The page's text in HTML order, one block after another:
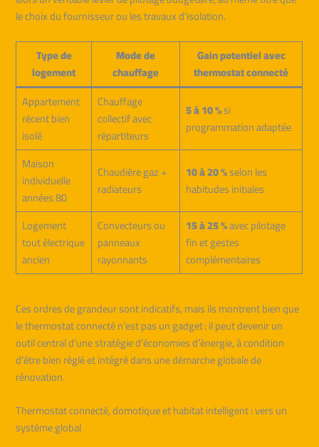
le choix du fournisseur ou les travaux d’isolation.
Type de
logement
Mode de
chauffage
Gain potentiel avec
thermostat connecté
Appartement
récent bien
isolé
Chauffage
collectif avec
répartiteurs
5 à 10 %si
programmation adaptée
Maison
individuelle
années 80
Chaudière gaz +
radiateurs
10 à 20 %selon les
habitudes initiales
Logement
tout électrique
ancien
Convecteurs ou
panneaux
rayonnants
15 à 25 %avec pilotage
fin et gestes
complémentaires
Ces ordres de grandeur sont indicatifs, mais ils montrent bien que
le thermostat connecté n’est pas un gadget : il peut devenir un
outil central d’une stratégie d’économies d’énergie, à condition
d’être bien réglé et intégré dans une démarche globale de
rénovation.
Thermostat connecté, domotique et habitat intelligent : vers un
système global